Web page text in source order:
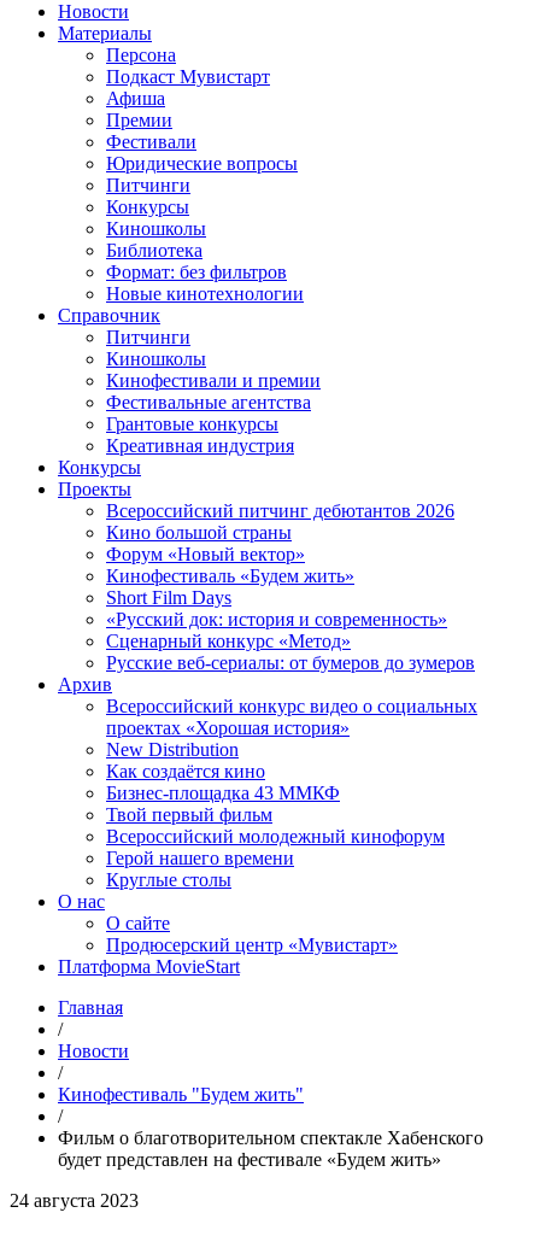
Новости
Материалы
Персона
Подкаст Мувистарт
Афиша
Премии
Фестивали
Юридические вопросы
Питчинги
Конкурсы
Киношколы
Библиотека
Формат: без фильтров
Новые кинотехнологии
Справочник
Питчинги
Киношколы
Кинофестивали и премии
Фестивальные агентства
Грантовые конкурсы
Креативная индустрия
Конкурсы
Проекты
Всероссийский питчинг дебютантов 2026
Кино большой страны
Форум «Новый вектор»
Кинофестиваль «Будем жить»
Short Film Days
«Русский док: история и современность»
Сценарный конкурс «Метод»
Русские веб-сериалы: от бумеров до зумеров
Архив
Всероссийский конкурс видео о социальных
проектах «Хорошая история»
New Distribution
Как создаётся кино
Бизнес-площадка 43 ММКФ
Твой первый фильм
Всероссийский молодежный кинофорум
Герой нашего времени
Круглые столы
О нас
О сайте
Продюсерский центр «Мувистарт»
Платформа MovieStart
Главная
/
Новости
/
Кинофестиваль "Будем жить"
/
Фильм о благотворительном спектакле Хабенского
будет представлен на фестивале «Будем жить»
24 августа 2023